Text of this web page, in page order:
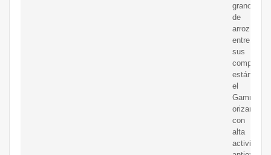
granos
de
arroz,
entre
sus
están
el
Gamma-
orizanol
con
alta
actividad